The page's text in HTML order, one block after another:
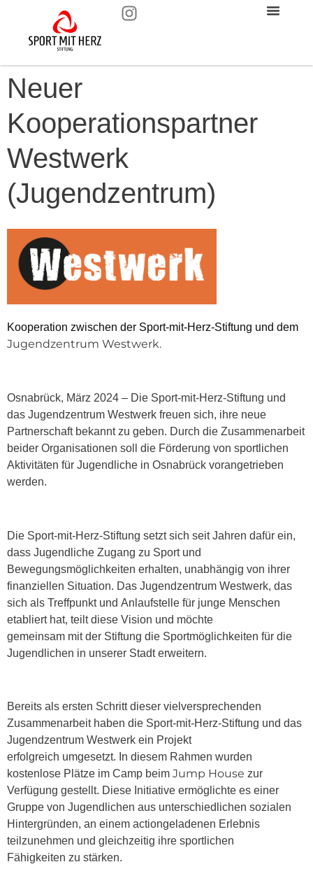
Neuer
Kooperationspartner
Westwerk
(Jugendzentrum)
Kooperation zwischen der Sport-mit-Herz-Stiftung und dem
Jugendzentrum Westwerk.
Osnabrück, März 2024 – Die Sport-mit-Herz-Stiftung und
das Jugendzentrum Westwerk freuen sich, ihre neue
Partnerschaft bekannt zu geben. Durch die Zusammenarbeit
beider Organisationen soll die Förderung von sportlichen
Aktivitäten für Jugendliche in Osnabrück vorangetrieben
werden.
Die Sport-mit-Herz-Stiftung setzt sich seit Jahren dafür ein,
dass Jugendliche Zugang zu Sport und
Bewegungsmöglichkeiten erhalten, unabhängig von ihrer
finanziellen Situation. Das Jugendzentrum Westwerk, das
sich als Treffpunkt und Anlaufstelle für junge Menschen
etabliert hat, teilt diese Vision und möchte
gemeinsam mit der Stiftung die Sportmöglichkeiten für die
Jugendlichen in unserer Stadt erweitern.
Bereits als ersten Schritt dieser vielversprechenden
Zusammenarbeit haben die Sport-mit-Herz-Stiftung und das
Jugendzentrum Westwerk ein Projekt
erfolgreich umgesetzt. In diesem Rahmen wurden
kostenlose Plätze im Camp beim Jump House zur
Verfügung gestellt. Diese Initiative ermöglichte es einer
Gruppe von Jugendlichen aus unterschiedlichen sozialen
Hintergründen, an einem actiongeladenen Erlebnis
teilzunehmen und gleichzeitig ihre sportlichen
Fähigkeiten zu stärken.